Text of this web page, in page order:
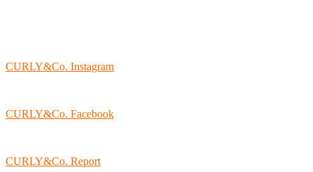
CURLY&Co. Instagram
CURLY&Co. Facebook
CURLY&Co. Report